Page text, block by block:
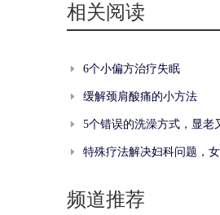
相关阅读
6个小偏方治疗失眠
缓解颈肩酸痛的小方法
5个错误的洗澡方式，显老
特殊疗法解决妇科问题，
频道推荐